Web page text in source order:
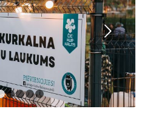
1 2 3 4 5